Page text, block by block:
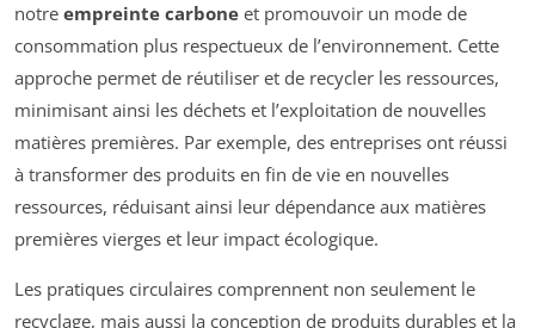
notre empreinte carbone et promouvoir un mode de
consommation plus respectueux de l’environnement. Cette
approche permet de réutiliser et de recycler les ressources,
minimisant ainsi les déchets et l’exploitation de nouvelles
matières premières. Par exemple, des entreprises ont réussi
à transformer des produits en fin de vie en nouvelles
ressources, réduisant ainsi leur dépendance aux matières
premières vierges et leur impact écologique.
Les pratiques circulaires comprennent non seulement le
recyclage, mais aussi la conception de produits durables et la